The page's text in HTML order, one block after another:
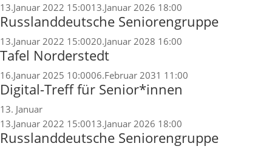
13.Januar 2022 15:0013.Januar 2026 18:00
Russlanddeutsche Seniorengruppe
13.Januar 2022 15:0020.Januar 2028 16:00
Tafel Norderstedt
16.Januar 2025 10:0006.Februar 2031 11:00
Digital-Treff für Senior*innen
13. Januar
13.Januar 2022 15:0013.Januar 2026 18:00
Russlanddeutsche Seniorengruppe